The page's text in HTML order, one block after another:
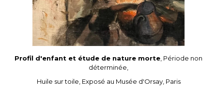
Profil d'enfant et étude de nature morte , Période non
déterminée,
Huile sur toile, Exposé au Musée d'Orsay, Paris